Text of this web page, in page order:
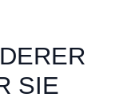
SIE